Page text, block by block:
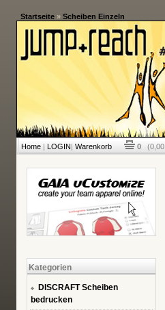
Startseite» Scheiben Einzeln
Home| LOGIN| Warenkorb 0
Kategorien
DISCRAFT Scheiben
bedrucken